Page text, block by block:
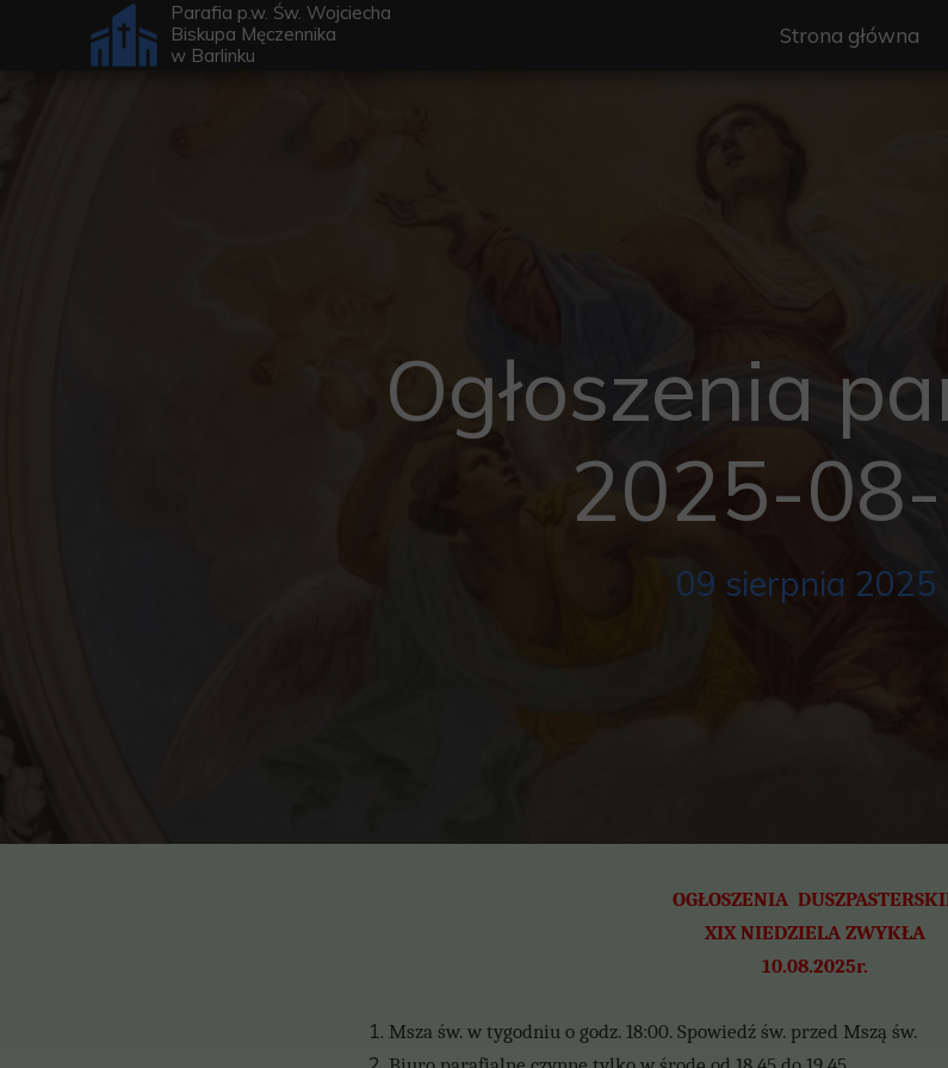
Parafia p.w. Św. Wojciecha
Biskupa Męczennika
w Barlinku
Strona główna
Ogłoszenia
2025-
09 sierpnia 2025
OGŁOSZENIA
XIX NIEDZIELA ZWYKŁA
10.08.2025r.
Msza św. w tygodniu o godz. 18:00. Spowiedź św. przed Mszą św.